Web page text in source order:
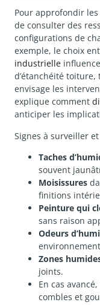
Pour approfondir
de consulter des
configurations de
exemple, le choix
industrielle
d’étanchéité
envisage les
explique comment
anticiper les
Signes à surveiller
Taches
souvent
Moisissures
finitions
Peinture qui
sans raison
Odeurs
Zones
joints.
En cas
combles et